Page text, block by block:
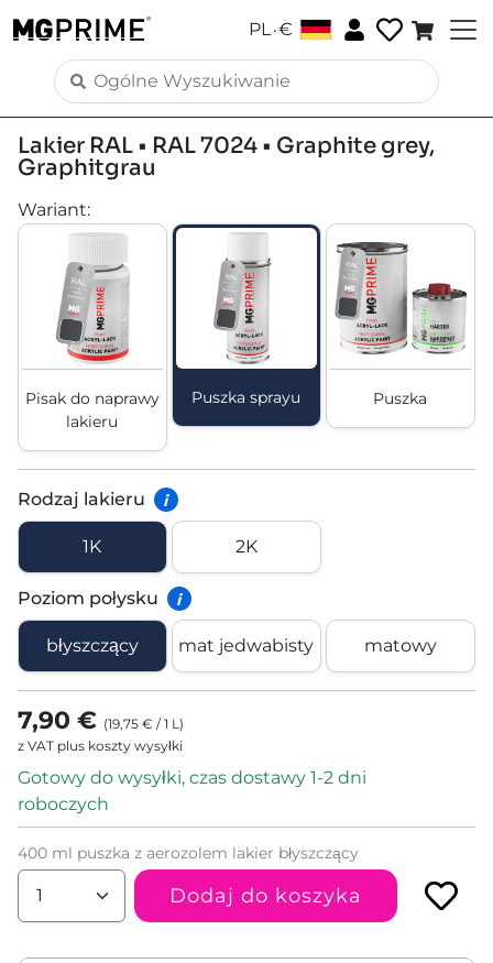
PL.€
Lakier RAL • RAL 7024 • Graphite grey,
Graphitgrau
Wariant:
Pisak do naprawy
lakieru
Puszka sprayu Puszka
Rodzaj lakieru i
1K 2K
Poziom połysku i
błyszczący mat jedwabisty matowy
7,90 € (19,75 € /1 L )
z VAT plus koszty wysyłki
Gotowy do wysyłki, czas dostawy 1-2 dni
roboczych
400 ml puszka z aerozolem lakier błyszczący
Dodaj do koszyka